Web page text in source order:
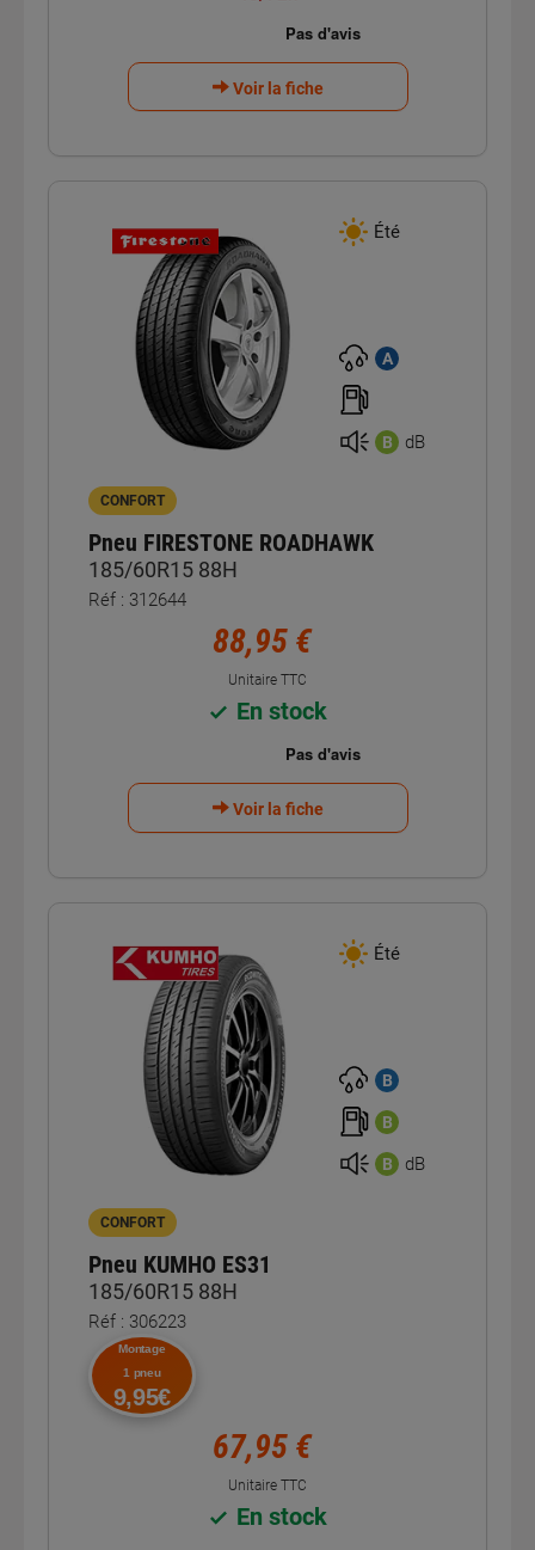
Voir la fiche
Été
A
B dB
CONFORT
Pneu FIRESTONE ROADHAWK
185/60R15 88H
Réf : 312644
88,95 €
Unitaire TTC
En stock
Voir la fiche
Été
B
B
B dB
CONFORT
Pneu KUMHO ES31
185/60R15 88H
Réf : 306223
Montage
1 pneu
9,95€
67,95 €
Unitaire TTC
En stock